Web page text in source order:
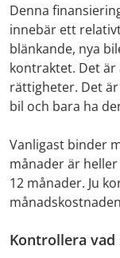
Denna
innebär ett
blänkande, nya
kontraktet. Det
rättigheter. Det
bil och bara ha
Vanligast binder
månader är
12 månader. Ju
Kontrollera